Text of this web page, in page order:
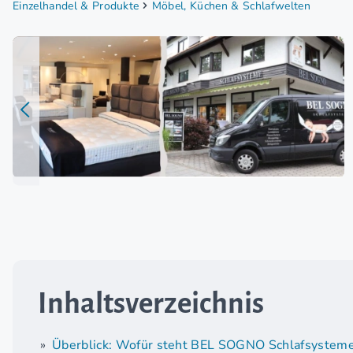
Einzelhandel & Produkte Möbel, Küchen & Schlafwelten
Inhaltsverzeichnis
Überblick: Wofür steht BEL SOGNO